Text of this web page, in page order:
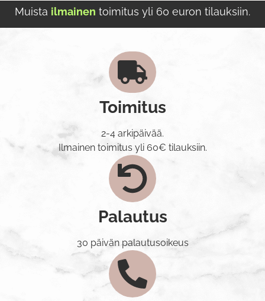
Muista ilmainen toimitus yli 60 euron tilauksiin.
Toimitus
2-4 arkipäivää.
Ilmainen toimitus yli 60€ tilauksiin.
Palautus
30 päivän palautusoikeus